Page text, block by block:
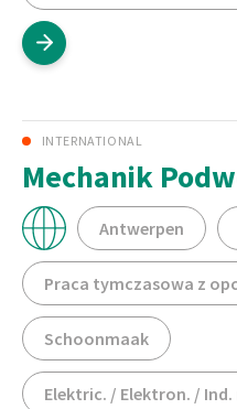
INTERNATIONAL
Mechanik
Antwerpen
Praca tymczasowa z
Schoonmaak
Elektric. / Elektron. /